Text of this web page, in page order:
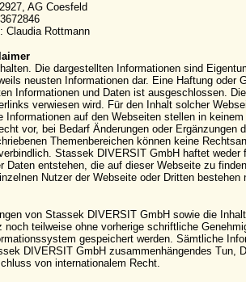
AG Coesfeld
Claudia Rottmann
Die dargestellten Informationen sind
neusten Informationen dar. Eine Haftung
Informationen und Daten ist ausgeschlossen.
verwiesen wird. Für den Inhalt solcher
Informationen auf den Webseiten stellen in
vor, bei Bedarf Änderungen oder
Themenbereichen können keine
Stassek DIVERSIT GmbH haftet
Daten entstehen, die auf dieser Webseite zu
Nutzer der Webseite oder Dritten bestehen
von Stassek DIVERSIT GmbH sowie die
noch teilweise ohne vorherige schriftliche
gespeichert werden. Sämtliche
DIVERSIT GmbH zusammenhängendes Tun,
von internationalem Recht.